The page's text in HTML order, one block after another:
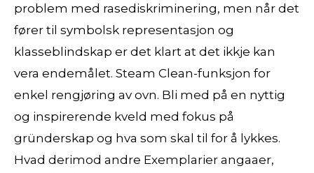
problem med rasediskriminering, men når det
fører til symbolsk representasjon og
klasseblindskap er det klart at det ikkje kan
vera endemålet. Steam Clean-funksjon for
enkel rengjøring av ovn. Bli med på en nyttig
og inspirerende kveld med fokus på
gründerskap og hva som skal til for å lykkes.
Hvad derimod andre Exemplarier angaaer,